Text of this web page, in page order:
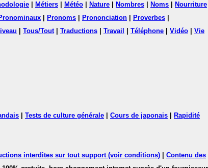
Métiers Météo Nature Nombres Noms
Nourriture
Pronoms Prononciation Proverbes
Tous/Tout| Traductions Travail Téléphone Vidéo
Vie
Tests de culture générale Cours de japonais
Rapidité
interdites sur tout support (voir conditions)
Contenu des